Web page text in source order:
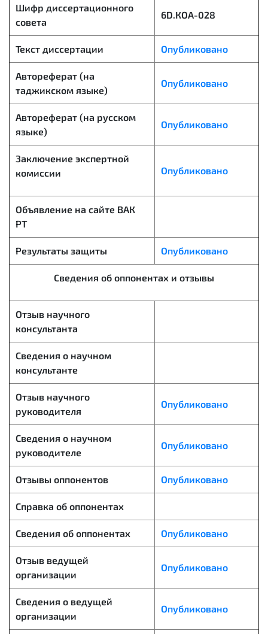
Шифр диссертационного
совета
6D.КОА-028
Текст диссертации Опубликовано
Автореферат (на
таджикском языке)
Опубликовано
Автореферат (на русском
языке)
Опубликовано
Заключение экспертной
комиссии
Опубликовано
Объявление на сайте ВАК
РТ
Результаты защиты Опубликовано
Сведения об оппонентах и отзывы
Отзыв научного
консультанта
Сведения о научном
консультанте
Отзыв научного
руководителя
Опубликовано
Сведения о научном
руководителе
Опубликовано
Отзывы оппонентов Опубликовано
Справка об оппонентах
Сведения об оппонентах Опубликовано
Отзыв ведущей
организации
Опубликовано
Сведения о ведущей
организации
Опубликовано